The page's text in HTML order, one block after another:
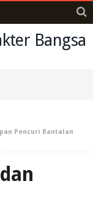
Pencuri Bantalan